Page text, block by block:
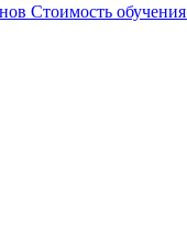
Стоимость обучения